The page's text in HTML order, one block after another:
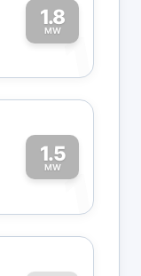
1.8
MW1
1.5
MW1